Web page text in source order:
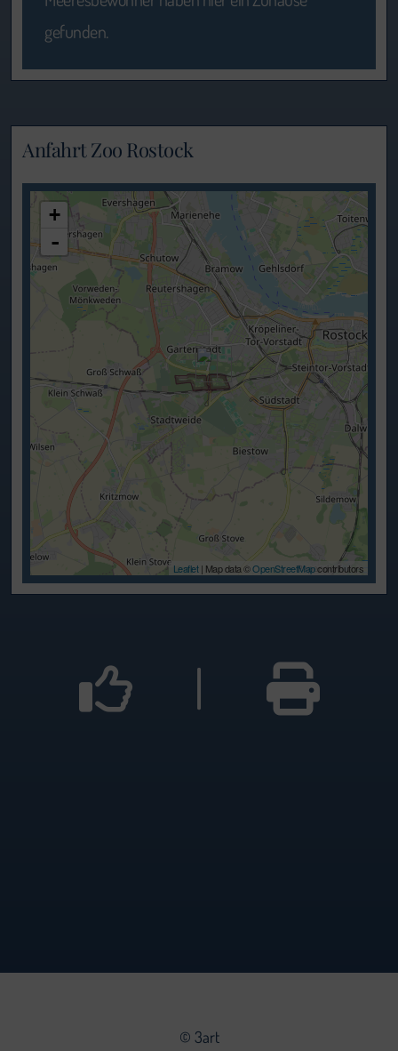
gefunden.
Anfahrt Zoo Rostock
lädt Karte....
+
-
Leaflet| Map data ©OpenStreetMapcontributors
|
© 3art